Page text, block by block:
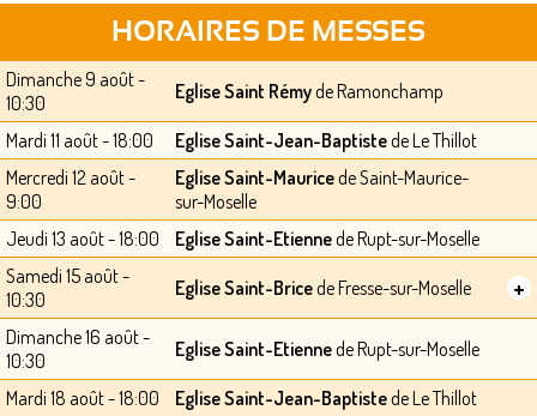
HORAIRES DE MESSES
Dimanche 9 août -
10:30
Eglise Saint Rémyde Ramonchamp
Mardi 11 août - 18:00 Eglise Saint-Jean-Baptistede Le Thillot
Mercredi 12 août -
9:00
Eglise Saint-Mauricede Saint-Maurice-
sur-Moselle
Jeudi 13 août - 18:00
Eglise Saint-Etiennede Rupt-sur-Moselle
Samedi 15 août -
10:30
Eglise Saint-Bricede Fresse-sur-Moselle +
Dimanche 16 août -
10:30
Eglise Saint-Etiennede Rupt-sur-Moselle
Mardi 18 août - 18:00 Eglise Saint-Jean-Baptistede Le Thillot